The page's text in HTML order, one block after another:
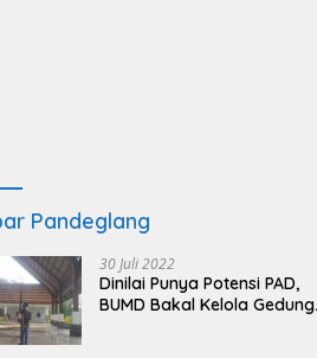
Pandeglang
30 Juli 2022
Dinilai Punya Potensi PAD,
BUMD Bakal Kelola Gedung